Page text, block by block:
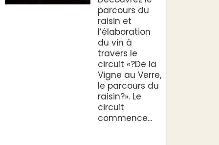
parcours du
raisin et
l’élaboration
du vin à
travers le
circuit «?De la
Vigne au Verre,
le parcours du
raisin?». Le
circuit
commence...